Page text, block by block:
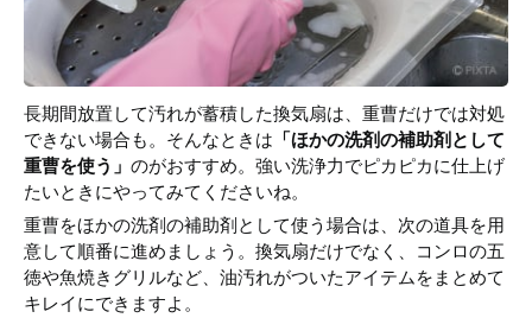
長期間放置して汚れが蓄積した換気扇は、重曹だけでは対処
できない場合も。そんなときは 「ほかの洗剤の補助剤として
重曹を使う」 のがおすすめ。強い洗浄力でピカピカに仕上げ
たいときにやってみてくださいね。
重曹をほかの洗剤の補助剤として使う場合は、次の道具を用
意して順番に進めましょう。換気扇だけでなく、コンロの五
徳や魚焼きグリルなど、油汚れがついたアイテムをまとめて
キレイにできますよ。